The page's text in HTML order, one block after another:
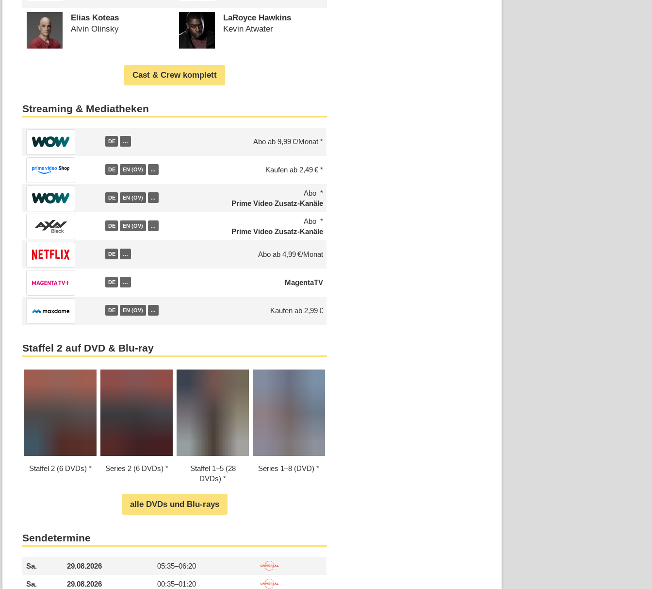
Elias Koteas
Alvin Olinsky
LaRoyce Hawkins
Kevin Atwater
Cast & Crew komplett
Streaming & Mediatheken
DE … Abo ab 9,99 €/Monat
DE EN (OV) … Kaufen ab 2,49 €
DE EN (OV) …
Abo
Prime Video Zusatz-Kanäle
DE EN (OV) …
Abo
Prime Video Zusatz-Kanäle
DE … Abo ab 4,99 €/Monat
DE … MagentaTV
DE EN (OV) … Kaufen ab 2,99 €
Staffel 2 auf DVD & Blu-ray
Staffel 2 (6 DVDs) Series 2 (6 DVDs)
Staffel 1⁠–⁠5 (28
DVDs)
Series 1⁠–⁠8 (DVD)
alle DVDs und Blu-rays
Sendetermine
Sa. 29.08.2026 05:35–06:20
Sa. 29.08.2026 00:35–01:20